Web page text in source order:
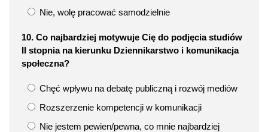
Nie, wolę pracować samodzielnie
10. Co najbardziej motywuje Cię do podjęcia studiów
II stopnia na kierunku Dziennikarstwo i komunikacja
społeczna?
Chęć wpływu na debatę publiczną i rozwój mediów
Rozszerzenie kompetencji w komunikacji
Nie jestem pewien/pewna, co mnie najbardziej